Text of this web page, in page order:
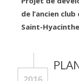
de l’ancien
Saint-Hyacinthe